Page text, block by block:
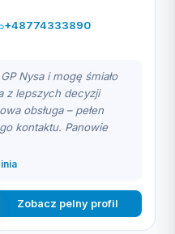
+48774333890
Nysa i mogę śmiało
z lepszych decyzji
obsługa – pełen
kontaktu. Panowie
Zobacz pelny profil